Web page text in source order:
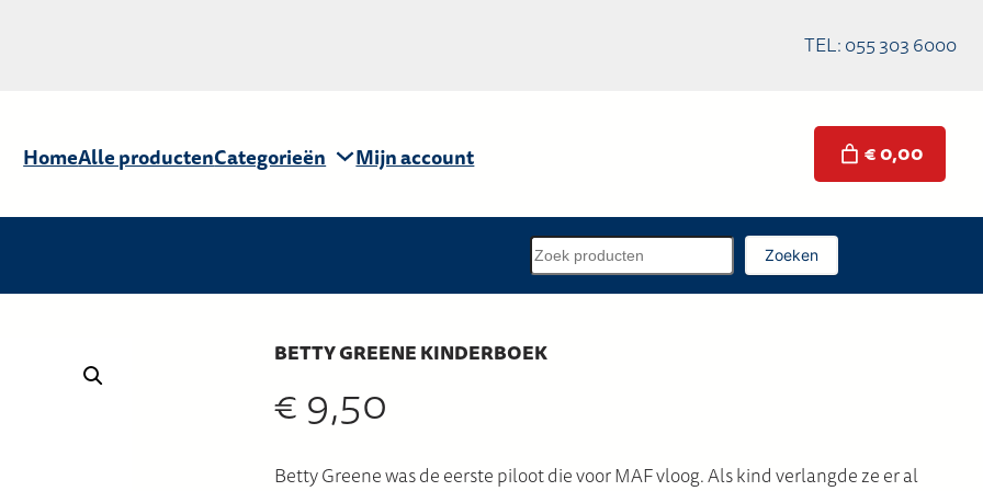
TEL: 055 303 6000
HomeAlle productenCategorieën Mijn account € 0,00
Z
o
e
e
Zoeken
BETTY GREENE KINDERBOEK
€9,50
Betty Greene was de eerste piloot die voor MAF vloog. Als kind verlangde ze er al